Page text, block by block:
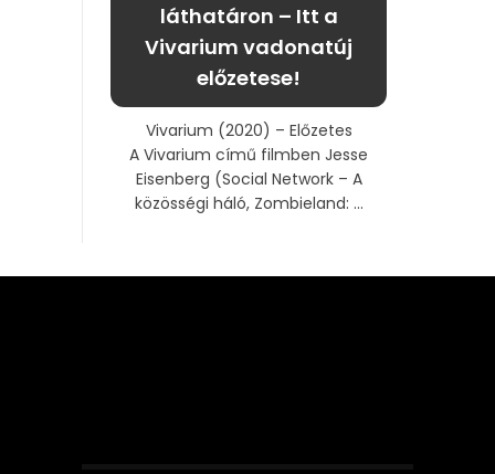
láthatáron – Itt a
Vivarium vadonatúj
előzetese!
Vivarium (2020) – Előzetes
A Vivarium című filmben Jesse
Eisenberg (Social Network – A
közösségi háló, Zombieland: ...